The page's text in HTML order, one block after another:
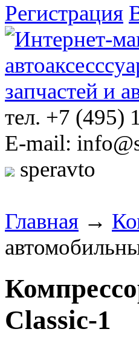
Регистрация
тел. +7 (495)
E-mail:
speravto
Главная →
Classic-1